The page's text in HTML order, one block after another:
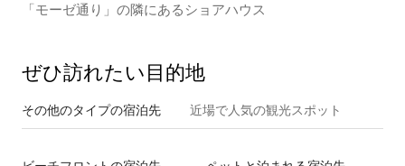
「モーゼ通り」の隣にあるショアハウス
ぜひ訪⁠れ⁠た⁠い目⁠的⁠地
その他のタ⁠イ⁠プ⁠の宿⁠泊⁠先 近場で人気の観光スポット